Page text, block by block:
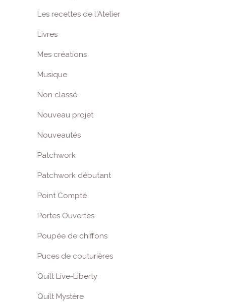
Les recettes de l'Atelier
Livres
Mes créations
Musique
Non classé
Nouveau projet
Nouveautés
Patchwork
Patchwork débutant
Point Compté
Portes Ouvertes
Poupée de chiffons
Puces de couturières
Quilt Live-Liberty
Quilt Mystère